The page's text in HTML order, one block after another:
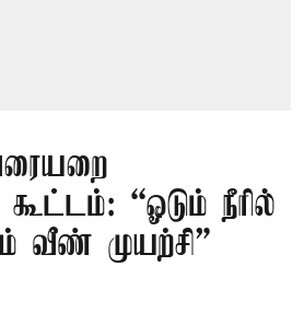
“ஓடும் நீரில்
முயற்சி” –